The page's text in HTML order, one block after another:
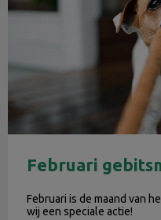
Februari
Februari is de maand van
wij een speciale actie!